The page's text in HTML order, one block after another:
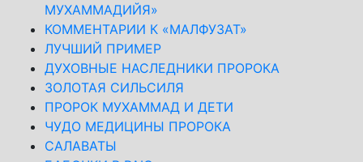
МУХАММАДИЙЯ»
КОММЕНТАРИИ К «МАЛФУЗАТ»
ЛУЧШИЙ ПРИМЕР
ДУХОВНЫЕ НАСЛЕДНИКИ ПРОРОКА
ЗОЛОТАЯ СИЛЬСИЛЯ
ПРОРОК МУХАММАД И ДЕТИ
ЧУДО МЕДИЦИНЫ ПРОРОКА
САЛАВАТЫ